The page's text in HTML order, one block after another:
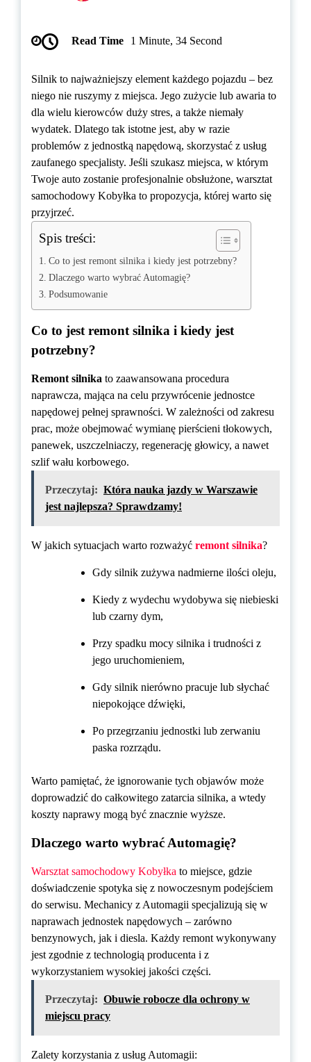
Read Time 1 Minute, 34 Second
Silnik to najważniejszy element każdego pojazdu – bez
niego nie ruszymy z miejsca. Jego zużycie lub awaria to
dla wielu kierowców duży stres, a także niemały
wydatek. Dlatego tak istotne jest, aby w razie
problemów z jednostką napędową, skorzystać z usług
zaufanego specjalisty. Jeśli szukasz miejsca, w którym
Twoje auto zostanie profesjonalnie obsłużone, warsztat
samochodowy Kobyłka to propozycja, której warto się
przyjrzeć.
Spis treści:
Co to jest remont silnika i kiedy jest potrzebny?
Dlaczego warto wybrać Automagię?
Podsumowanie
Co to jest remont silnika i kiedy jest
potrzebny?
Remont silnika to zaawansowana procedura
naprawcza, mająca na celu przywrócenie jednostce
napędowej pełnej sprawności. W zależności od zakresu
prac, może obejmować wymianę pierścieni tłokowych,
panewek, uszczelniaczy, regenerację głowicy, a nawet
szlif wału korbowego.
Przeczytaj: Która nauka jazdy w Warszawie
jest najlepsza? Sprawdzamy!
W jakich sytuacjach warto rozważyć remont silnika?
Gdy silnik zużywa nadmierne ilości oleju,
Kiedy z wydechu wydobywa się niebieski
lub czarny dym,
Przy spadku mocy silnika i trudności z
jego uruchomieniem,
Gdy silnik nierówno pracuje lub słychać
niepokojące dźwięki,
Po przegrzaniu jednostki lub zerwaniu
paska rozrządu.
Warto pamiętać, że ignorowanie tych objawów może
doprowadzić do całkowitego zatarcia silnika, a wtedy
koszty naprawy mogą być znacznie wyższe.
Dlaczego warto wybrać Automagię?
Warsztat samochodowy Kobyłka to miejsce, gdzie
doświadczenie spotyka się z nowoczesnym podejściem
do serwisu. Mechanicy z Automagii specjalizują się w
naprawach jednostek napędowych – zarówno
benzynowych, jak i diesla. Każdy remont wykonywany
jest zgodnie z technologią producenta i z
wykorzystaniem wysokiej jakości części.
Przeczytaj: Obuwie robocze dla ochrony w
miejscu pracy
Zalety korzystania z usług Automagii: